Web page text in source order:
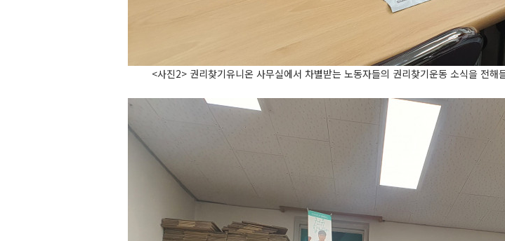
<사진2> 권리찾기유니온 사무실에서 차별받는 노동자들의 권리찾기운동 소식을 전